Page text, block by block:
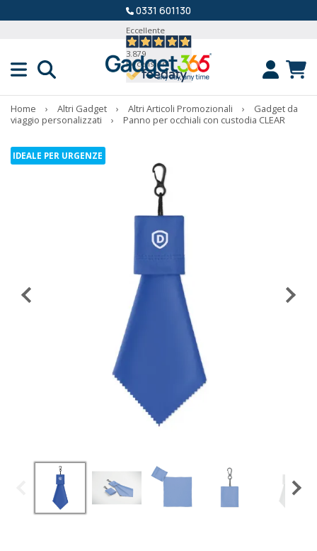
0331 601130
Eccellente
3.879
Recensioni
Home › Altri Gadget › Altri Articoli Promozionali ›
Gadget da
viaggio personalizzati
› Panno per occhiali con custodia CLEAR
IDEALE PER URGENZE